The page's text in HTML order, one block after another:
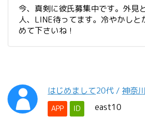
今、真剣に彼氏募集中です。外見
人、LINE待ってます。冷やかし
めて下さいね！
はじめまして20代 / 神奈川
APP ID east10